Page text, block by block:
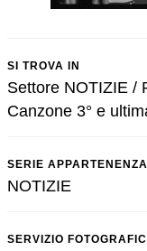
SI TROVA IN
Settore NOTIZIE /
Canzone 3° e
SERIE APPARTENENZA
NOTIZIE
SERVIZIO